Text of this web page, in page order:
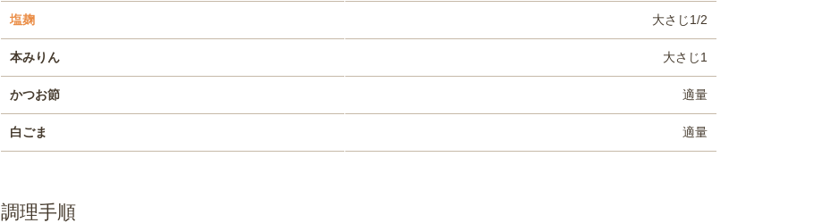
塩麹 大さじ1/2
本みりん 大さじ1
かつお節 適量
白ごま 適量
調理手順